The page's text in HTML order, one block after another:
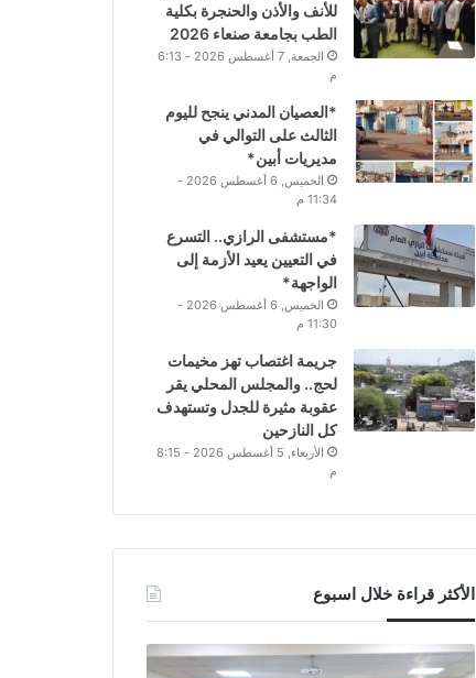
للأنف والأذن والحنجرة بكلية
الطب بجامعة صنعاء 2026
الجمعة, 7 أغسطس 2026 - 6:13
م
*العصيان المدني ينجح لليوم
الثالث على التوالي في
مديريات أبين*
الخميس, 6 أغسطس 2026 -
11:34 م
*مستشفى الرازي.. التسرع
في التعيين يعيد الأزمة إلى
الواجهة*
الخميس, 6 أغسطس 2026 -
11:30 م
جريمة اغتصاب تهز مخيمات
لحج.. والمجلس المحلي يقر
عقوبة مثيرة للجدل وتستهدف
كل النازحين
الأربعاء, 5 أغسطس 2026 - 8:15
م
الأكثر قراءة خلال اسبوع